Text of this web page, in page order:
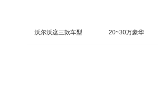
沃尔沃这三款车型 20~30万豪华